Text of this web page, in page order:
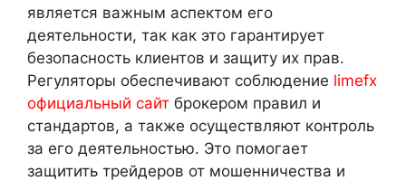
является важным аспектом его
деятельности, так как это гарантирует
безопасность клиентов и защиту их прав.
Регуляторы обеспечивают соблюдение limefx
официальный сайт брокером правил и
стандартов, а также осуществляют контроль
за его деятельностью. Это помогает
защитить трейдеров от мошенничества и